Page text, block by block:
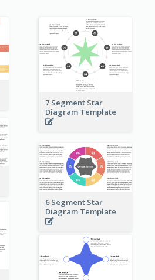
7 Segment Star
Diagram Template
6 Segment Star
Diagram Template